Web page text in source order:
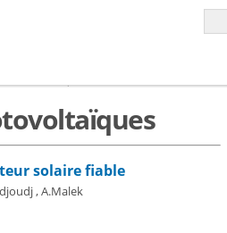
solaire fiable
, A.Malek